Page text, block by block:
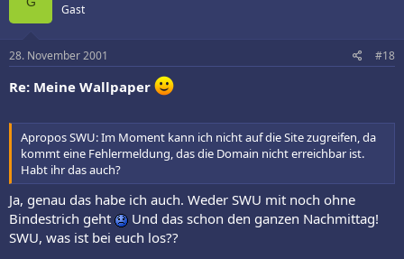
Gast
28. November 2001 #18
Re: Meine Wallpaper
Apropos SWU: Im Moment kann ich nicht auf die Site zugreifen, da
kommt eine Fehlermeldung, das die Domain nicht erreichbar ist.
Habt ihr das auch?
Ja, genau das habe ich auch. Weder SWU mit noch ohne
Bindestrich geht
Und das schon den ganzen Nachmittag!
SWU, was ist bei euch los??